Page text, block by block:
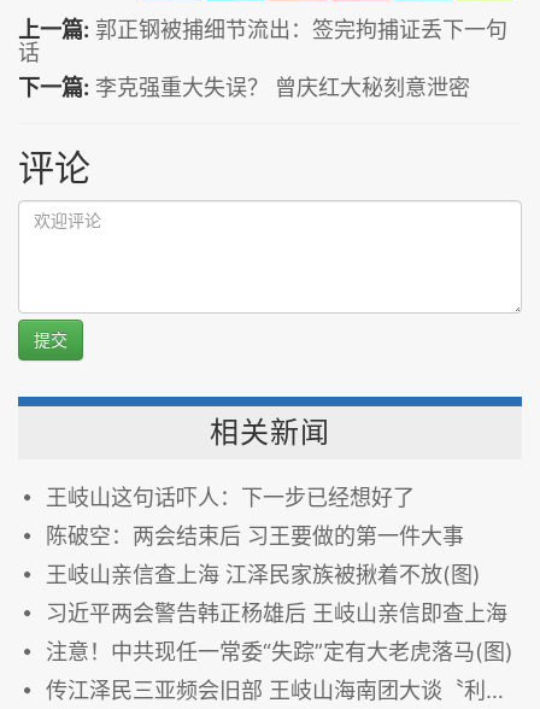
上一篇: 郭正钢被捕细节流出：签完拘捕证丢下一句
话
下一篇: 李克强重大失误？ 曾庆红大秘刻意泄密
评论
提交
相关新闻
王岐山这句话吓人：下一步已经想好了
陈破空：两会结束后 习王要做的第一件大事
王岐山亲信查上海 江泽民家族被揪着不放(图)
习近平两会警告韩正杨雄后 王岐山亲信即查上海
注意！中共现任一常委“失踪”定有大老虎落马(图)
传江泽民三亚频会旧部 王岐山海南团大谈〝利剑高悬〞